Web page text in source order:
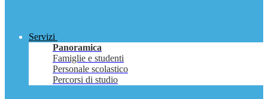
Servizi
Panoramica
Famiglie e studenti
Personale scolastico
Percorsi di studio